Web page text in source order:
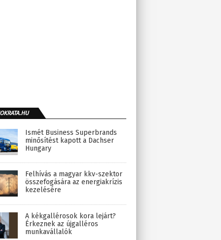
Ismét Business Superbrands
minősítést kapott a Dachser
Hungary
Felhívás a magyar kkv-szektor
összefogására az energiakrízis
kezelésére
A kékgallérosok kora lejárt?
Érkeznek az újgalléros
munkavállalók